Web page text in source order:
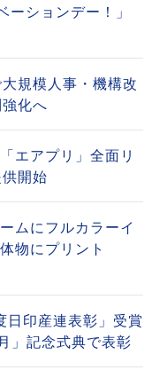
ーションデー！」
規模人事・機構改
化へ
エアプリ」全面リ
開始
ムにフルカラーイ
物にプリント
印産連表彰」受賞
記念式典で表彰